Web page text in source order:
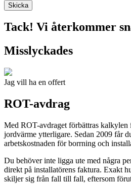
Tack! Vi återkommer
Misslyckades
Jag vill ha en offert
ROT-avdrag
Med ROT-avdraget förbättras kalkylen
jordvärme ytterligare. Sedan 2009 får
arbetskostnaden för borrning och
Du behöver inte ligga ute med några
direkt på installatörens faktura. Exakt
skiljer sig från fall till fall, eftersom